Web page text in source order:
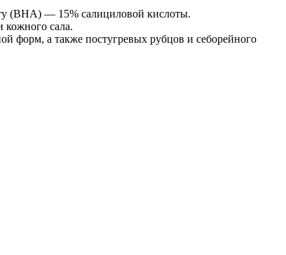
(BHA) — 15% салициловой кислоты.
кожного сала.
форм, а также постугревых рубцов и себорейного